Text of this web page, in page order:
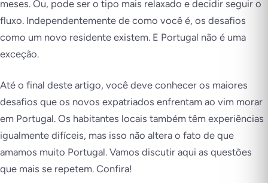
meses. Ou, pode ser o tipo mais relaxado e decidir seguir o
fluxo. Independentemente de como você é, os desafios
como um novo residente existem. E Portugal não é uma
exceção.
Até o final deste artigo, você deve conhecer os maiores
desafios que os novos expatriados enfrentam ao vim morar
em Portugal. Os habitantes locais também têm experiências
igualmente difíceis, mas isso não altera o fato de que
amamos muito Portugal. Vamos discutir aqui as questões
que mais se repetem. Confira!